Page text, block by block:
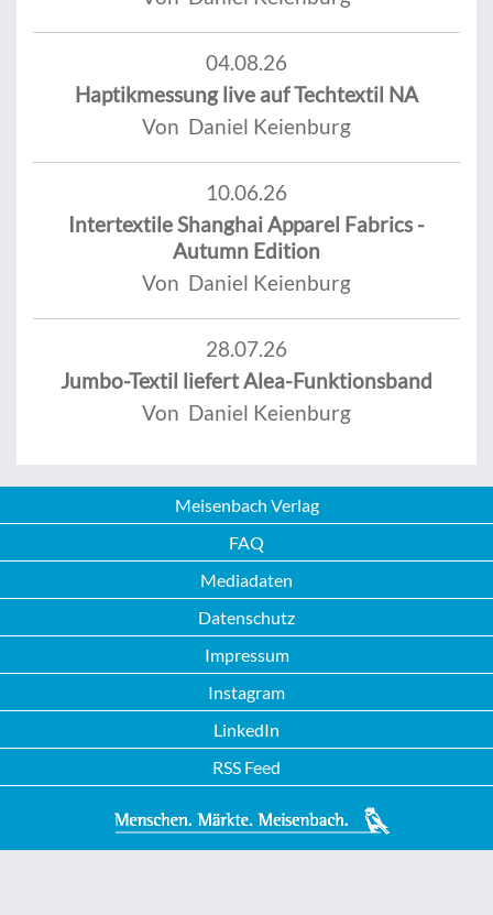
04.08.26
Haptikmessung live auf Techtextil NA
Von Daniel Keienburg
10.06.26
Intertextile Shanghai Apparel Fabrics -
Autumn Edition
Von Daniel Keienburg
28.07.26
Jumbo-Textil liefert Alea-Funktionsband
Von Daniel Keienburg
Meisenbach Verlag
FAQ
Mediadaten
Datenschutz
Impressum
Instagram
LinkedIn
RSS Feed